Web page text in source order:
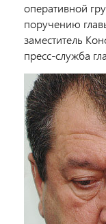
оперативной
поручению
заместитель
пресс-служба